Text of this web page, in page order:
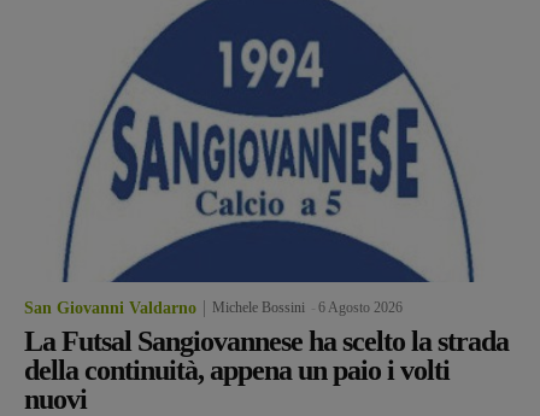
San Giovanni Valdarno Michele Bossini 6 Agosto 2026
La Futsal Sangiovannese ha scelto la strada
della continuità, appena un paio i volti
nuovi